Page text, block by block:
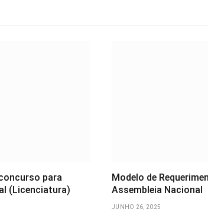
para
(Licenciatura)
Modelo de
Assembleia Nacional
JUNHO 26, 2025